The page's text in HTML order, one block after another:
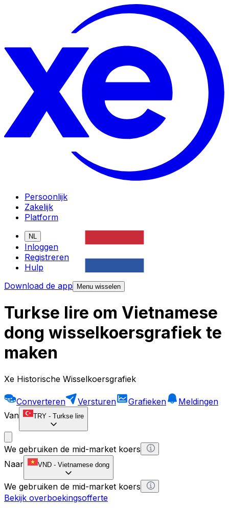
Persoonlijk
Zakelijk
Platform
NL
Inloggen
Registreren
Hulp
Download de app
Menu wisselen
Turkse lire om Vietnamese
dong wisselkoersgrafiek te
maken
Xe Historische Wisselkoersgrafiek
Converteren Versturen Grafieken
Meldingen
Van
TRY - Turkse lire
We gebruiken de mid-market koers
Naar
VND - Vietnamese dong
We gebruiken de mid-market koers
Bekijk overboekingsofferte